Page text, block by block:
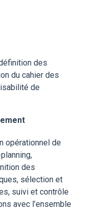
des
du cahier des
de
opérationnel de
des
sélection et
suivi et contrôle
avec l’ensemble